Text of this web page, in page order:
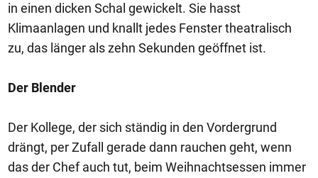
in einen dicken Schal gewickelt. Sie hasst
Klimaanlagen und knallt jedes Fenster theatralisch
zu, das länger als zehn Sekunden geöffnet ist.
Der Blender
Der Kollege, der sich ständig in den Vordergrund
drängt, per Zufall gerade dann rauchen geht, wenn
das der Chef auch tut, beim Weihnachtsessen immer